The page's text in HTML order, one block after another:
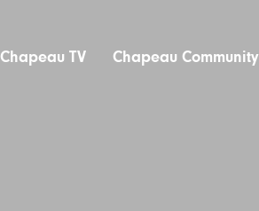
Chapeau TV Chapeau Community